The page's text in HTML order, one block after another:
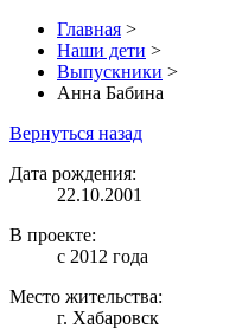
Главная >
Наши дети >
Выпускники >
Анна Бабина
Вернуться назад
Дата рождения:
22.10.2001
В проекте:
с 2012 года
Место жительства:
г. Хабаровск